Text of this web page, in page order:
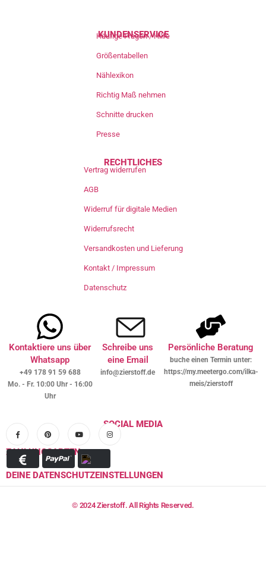
KUNDENSERVICE
Häufige Fragen / Hilfe
Größentabellen
Nählexikon
Richtig Maß nehmen
Schnitte drucken
Presse
RECHTLICHES
Vertrag widerrufen
AGB
Widerruf für digitale Medien
Widerrufsrecht
Versandkosten und Lieferung
Kontakt / Impressum
Datenschutz
Kontaktiere uns über
Whatsapp
+49 178 91 59 688
Mo. - Fr. 10:00 Uhr - 16:00
Uhr
Schreibe uns
eine Email
info@zierstoff.de
Persönliche Beratung
buche einen Termin unter:
https://my.meetergo.com/ilka-
meis/zierstoff
SOCIAL MEDIA
ZAHLUNGSARTEN
DEINE DATENSCHUTZEINSTELLUNGEN
© 2024 Zierstoff. All Rights Reserved.